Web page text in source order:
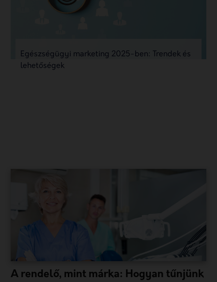
Egészségügyi marketing 2025-ben: Trendek és
lehetőségek
A rendelő, mint márka: Hogyan tűnjünk